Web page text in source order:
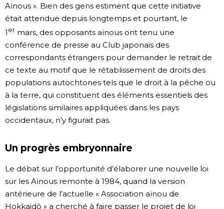
Aïnous ». Bien des gens estiment que cette initiative
était attendue depuis longtemps et pourtant, le
1 ermars, des opposants aïnous ont tenu une
conférence de presse au Club japonais des
correspondants étrangers pour demander le retrait de
ce texte au motif que le rétablissement de droits des
populations autochtones tels que le droit à la pêche ou
à la terre, qui constituent des éléments essentiels des
législations similaires appliquées dans les pays
occidentaux, n’y figurait pas.
Un progrès embryonnaire
Le débat sur l’opportunité d’élaborer une nouvelle loi
sur les Aïnous remonte à 1984, quand la version
antérieure de l’actuelle « Association aïnou de
Hokkaidô » a cherché à faire passer le projet de loi